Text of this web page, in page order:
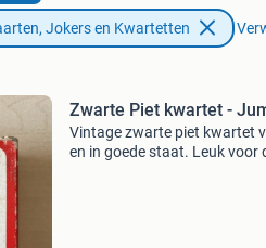
Jokers en Kwartetten
Zwarte Piet
Vintage zwarte piet kwartet
en in goede staat. Leuk voor